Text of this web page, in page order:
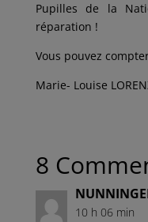
Pupilles de la
réparation !
Vous pouvez
Marie- Louise
8
10 h 06 min